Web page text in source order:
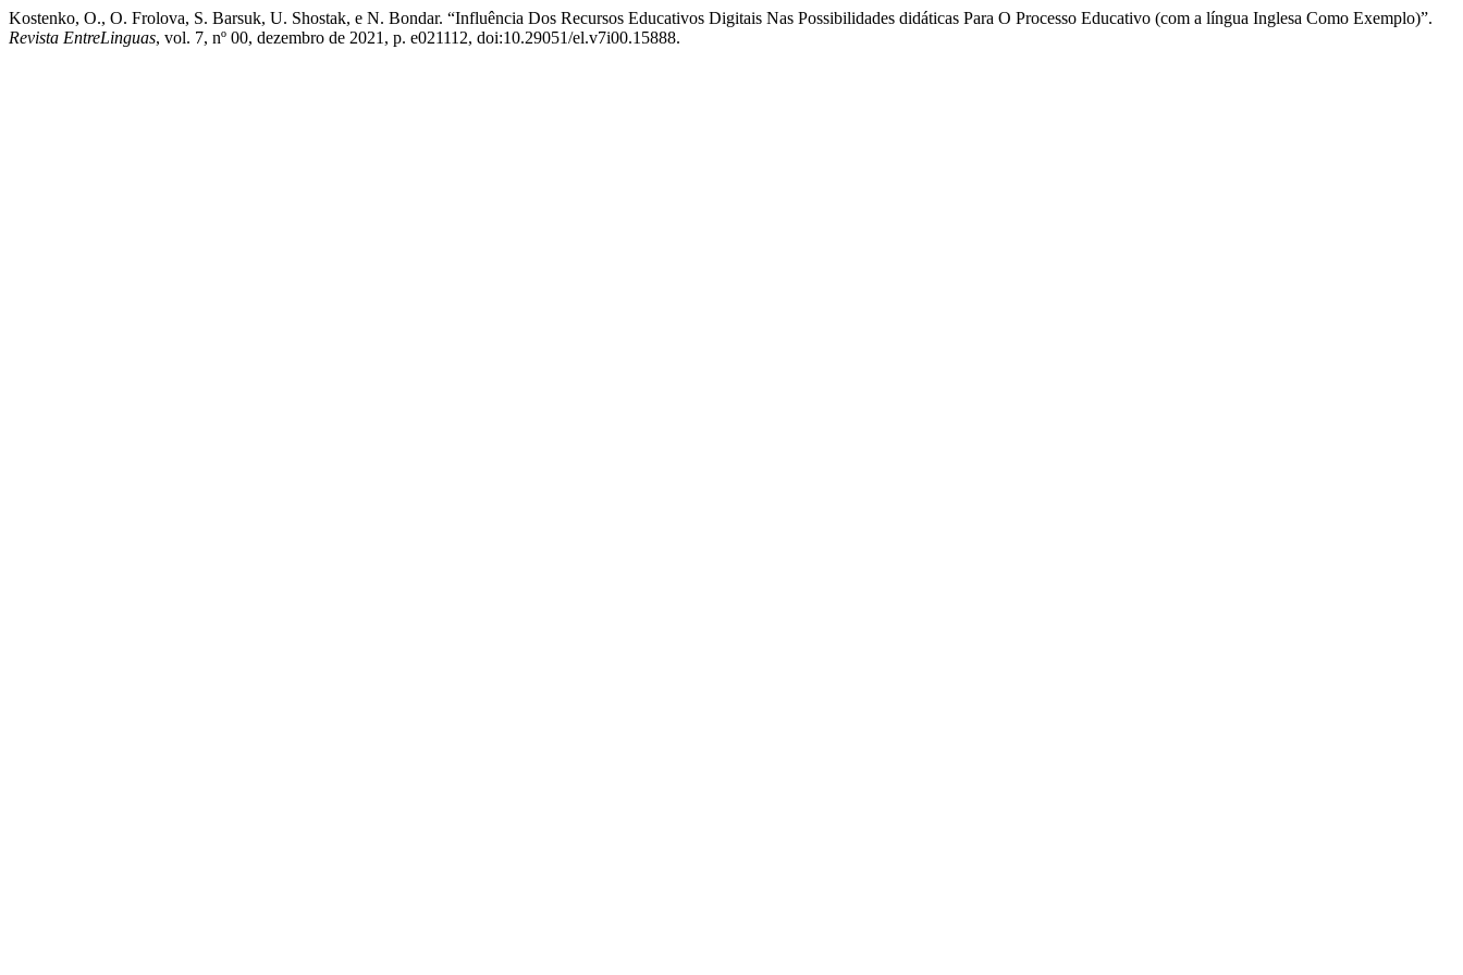
Kostenko, O., O. Frolova, S. Barsuk, U. Shostak, e N. Bondar. “Influência Dos Recursos Educativos Digitais Nas Possibilidades didáticas Para O Processo Educativo (com a língua Inglesa Como Exemplo)”.
Revista EntreLinguas, vol. 7, nº 00, dezembro de 2021, p. e021112, doi:10.29051/el.v7i00.15888.